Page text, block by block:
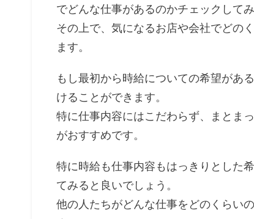
でどんな仕事があるのかチェックしてみ
その上で、気になるお店や会社でどの
ます。
もし最初から時給についての希望があ
けることができます。
特に仕事内容にはこだわらず、まとま
がおすすめです。
特に時給も仕事内容もはっきりとした
てみると良いでしょう。
他の人たちがどんな仕事をどのくらい